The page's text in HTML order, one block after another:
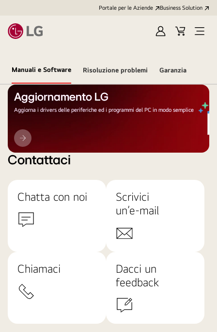
Portale per le Aziende Business Solution
AccediCart
Open
Manuali e Software Risoluzione problemi Garanzia
Aggiornamento LG
Aggiorna i drivers delle periferiche ed i programmi del PC in modo semplice
Aggiornamento
LG
Contattaci
Chatta con noi
Scrivici
un’e-mail
Chiamaci
Dacci un
feedback